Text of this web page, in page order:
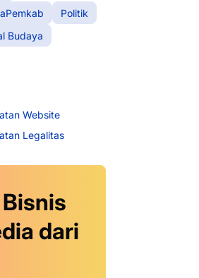
Politik
Budaya
Website
Legalitas
dari